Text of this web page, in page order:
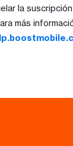
la
más